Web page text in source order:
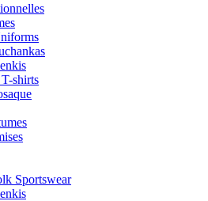
shirts
Sportswear